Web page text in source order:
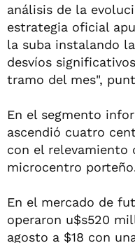
análisis de la
estrategia oficial
la suba instalando
desvíos
tramo del mes",
En el segmento
ascendió cuatro
con el relevamiento
microcentro
En el mercado de
operaron u$s520
agosto a $18 con